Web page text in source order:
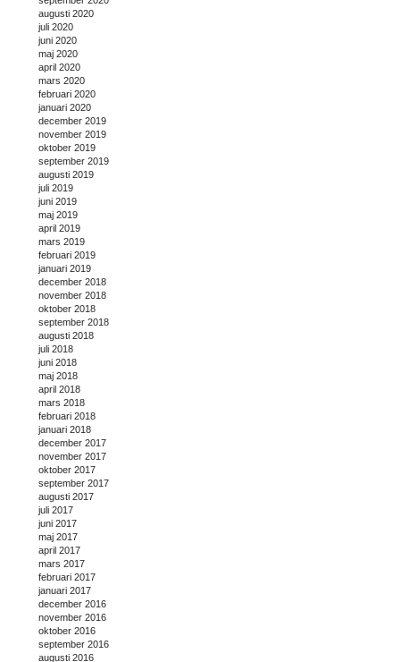
augusti 2020
juli 2020
juni 2020
maj 2020
april 2020
mars 2020
februari 2020
januari 2020
december 2019
november 2019
oktober 2019
september 2019
augusti 2019
juli 2019
juni 2019
maj 2019
april 2019
mars 2019
februari 2019
januari 2019
december 2018
november 2018
oktober 2018
september 2018
augusti 2018
juli 2018
juni 2018
maj 2018
april 2018
mars 2018
februari 2018
januari 2018
december 2017
november 2017
oktober 2017
september 2017
augusti 2017
juli 2017
juni 2017
maj 2017
april 2017
mars 2017
februari 2017
januari 2017
december 2016
november 2016
oktober 2016
september 2016
augusti 2016